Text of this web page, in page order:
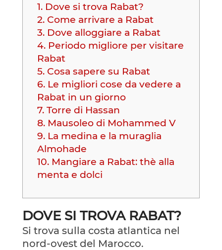
1.Dove si trova Rabat?
2.Come arrivare a Rabat
3.Dove alloggiare a Rabat
4.Periodo migliore per visitare
Rabat
5.Cosa sapere su Rabat
6.Le migliori cose da vedere a
Rabat in un giorno
7.Torre di Hassan
8.Mausoleo di Mohammed V
9.La medina e la muraglia
Almohade
10.Mangiare a Rabat: thè alla
menta e dolci
DOVE SI TROVA RABAT?
Si trova sulla costa atlantica nel
nord-ovest del Marocco.